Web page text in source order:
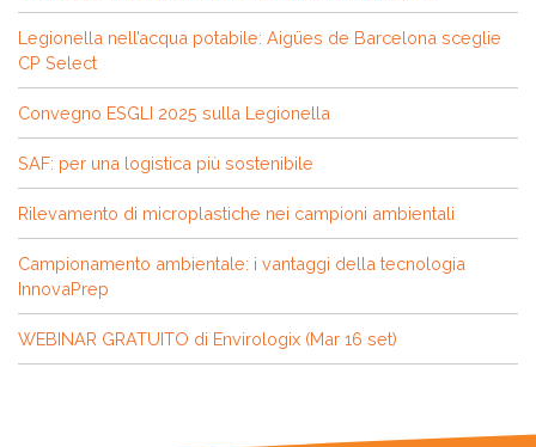
Legionella nell’acqua potabile: Aigües de Barcelona sceglie
CP Select
Convegno ESGLI 2025 sulla Legionella
SAF: per una logistica più sostenibile
Rilevamento di microplastiche nei campioni ambientali
Campionamento ambientale: i vantaggi della tecnologia
InnovaPrep
WEBINAR GRATUITO di Envirologix (Mar 16 set)